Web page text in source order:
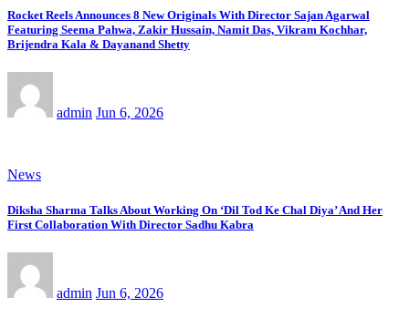
Rocket Reels Announces 8 New Originals With Director Sajan Agarwal
Featuring Seema Pahwa, Zakir Hussain, Namit Das, Vikram Kochhar,
Brijendra Kala & Dayanand Shetty
admin Jun 6, 2026
News
Diksha Sharma Talks About Working On ‘Dil Tod Ke Chal Diya’ And Her
First Collaboration With Director Sadhu Kabra
admin Jun 6, 2026